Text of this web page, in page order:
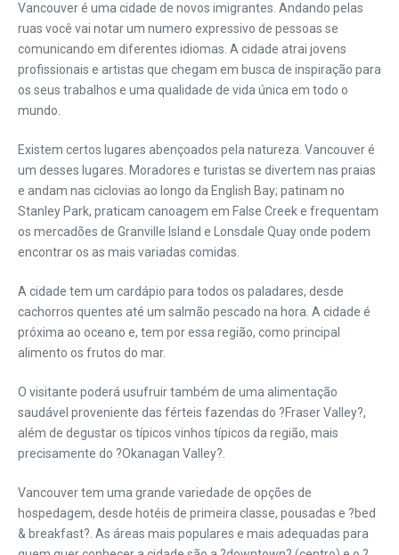
Vancouver é uma cidade de novos imigrantes. Andando pelas
ruas você vai notar um numero expressivo de pessoas se
comunicando em diferentes idiomas. A cidade atrai jovens
profissionais e artistas que chegam em busca de inspiração para
os seus trabalhos e uma qualidade de vida única em todo o
mundo.
Existem certos lugares abençoados pela natureza. Vancouver é
um desses lugares. Moradores e turistas se divertem nas praias
e andam nas ciclovias ao longo da English Bay; patinam no
Stanley Park, praticam canoagem em False Creek e frequentam
os mercadões de Granville Island e Lonsdale Quay onde podem
encontrar os as mais variadas comidas.
A cidade tem um cardápio para todos os paladares, desde
cachorros quentes até um salmão pescado na hora. A cidade é
próxima ao oceano e, tem por essa região, como principal
alimento os frutos do mar.
O visitante poderá usufruir também de uma alimentação
saudável proveniente das férteis fazendas do ?Fraser Valley?,
além de degustar os típicos vinhos típicos da região, mais
precisamente do ?Okanagan Valley?.
Vancouver tem uma grande variedade de opções de
hospedagem, desde hotéis de primeira classe, pousadas e ?bed
& breakfast?. As áreas mais populares e mais adequadas para